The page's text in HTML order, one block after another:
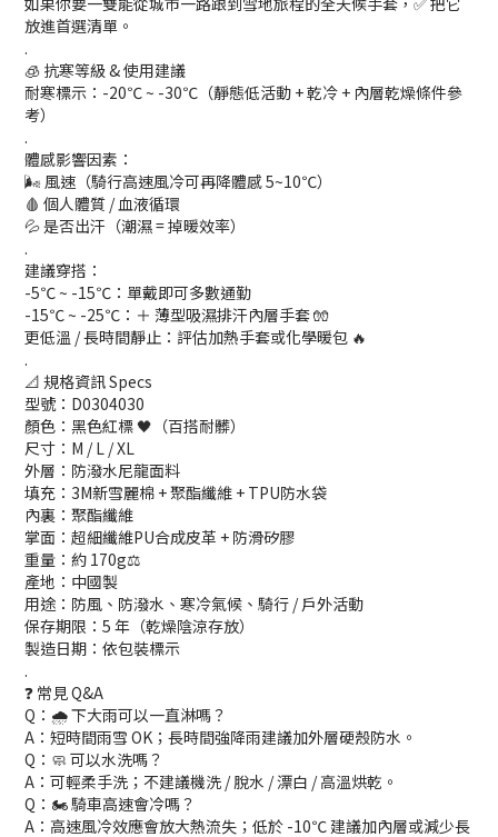
放進首選清單。
.
🧊 抗寒等級 & 使用建議
耐寒標示：-20℃ ~ -30℃（靜態低活動 + 乾冷 + 內層乾燥條件參
考）
.
體感影響因素：
🌬️ 風速（騎行高速風冷可再降體感 5~10℃）
🩸 個人體質 / 血液循環
💦 是否出汗（潮濕 = 掉暖效率）
.
建議穿搭：
-5℃ ~ -15℃：單戴即可多數通勤
-15℃ ~ -25℃：＋ 薄型吸濕排汗內層手套 🧤
更低溫 / 長時間靜止：評估加熱手套或化學暖包 🔥
.
📐 規格資訊 Specs
型號：D0304030
顏色：黑色紅標 🖤（百搭耐髒）
尺寸：M / L / XL
外層：防潑水尼龍面料
填充：3M新雪麗棉 + 聚酯纖維 + TPU防水袋
內裏：聚酯纖維
掌面：超細纖維PU合成皮革 + 防滑矽膠
重量：約 170g⚖️
產地：中國製
用途：防風、防潑水、寒冷氣候、騎行 / 戶外活動
保存期限：5 年（乾燥陰涼存放）
製造日期：依包裝標示
.
❓ 常見 Q&A
Q：🌧️ 下大雨可以一直淋嗎？
A：短時間雨雪 OK；長時間強降雨建議加外層硬殼防水。
Q：🧼 可以水洗嗎？
A：可輕柔手洗；不建議機洗 / 脫水 / 漂白 / 高溫烘乾。
Q：🏍️ 騎車高速會冷嗎？
A：高速風冷效應會放大熱流失；低於 -10℃ 建議加內層或減少長